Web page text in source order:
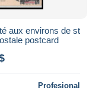
aux environs de st
postcard
Profesional